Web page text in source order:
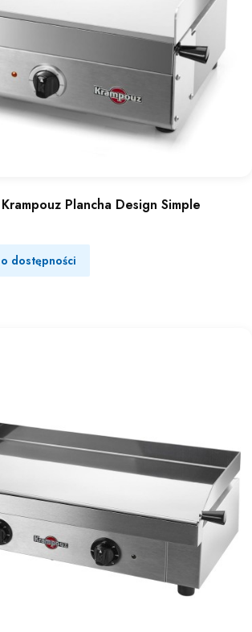
Plancha Design Simple
dostępności